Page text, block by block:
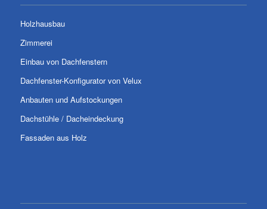
Holzhausbau
Zimmerei
Einbau von Dachfenstern
Dachfenster-Konfigurator von Velux
Anbauten und Aufstockungen
Dachstühle / Dacheindeckung
Fassaden aus Holz